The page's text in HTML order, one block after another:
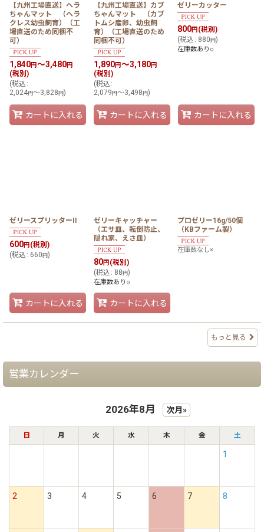
【九州工場直送】ヘラ
ちゃんマット （ヘラ
クレス幼虫飼育）（工
場直送のため同梱不
可）
1,840円～3,480円
(税別)
(税込 :
2,024円～3,828円)
カートに入れる
【九州工場直送】カブ
ちゃんマット （カブ
トムシ産卵、幼虫飼
育）（工場直送のため
同梱不可）
1,890円～3,180円
(税別)
(税込 :
2,079円～3,498円)
カートに入れる
ゼリーカッター
800円 (税別)
(税込 : 880円)
在庫数あり○
カートに入れる
ゼリースプリッターII
600円 (税別)
(税込 : 660円)
カートに入れる
ゼリーキャッチャー
（エサ皿、転倒防止、
隠れ家、えさ皿）
80円 (税別)
(税込 : 88円)
在庫数あり○
カートに入れる
プロゼリー16g/50個
（KBファーム製）
在庫数なし×
もっと見る
営業カレンダー
2026年8月 次月»
日 月 火 水 木 金 土
1
2 3 4 5 6 7 8